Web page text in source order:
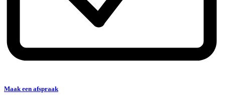
Maak een afspraak